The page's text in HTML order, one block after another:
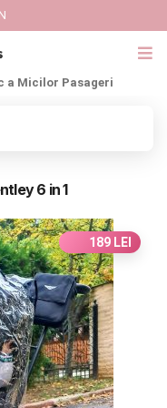
a Micilor Pasageri
6 in 1
189 LEI